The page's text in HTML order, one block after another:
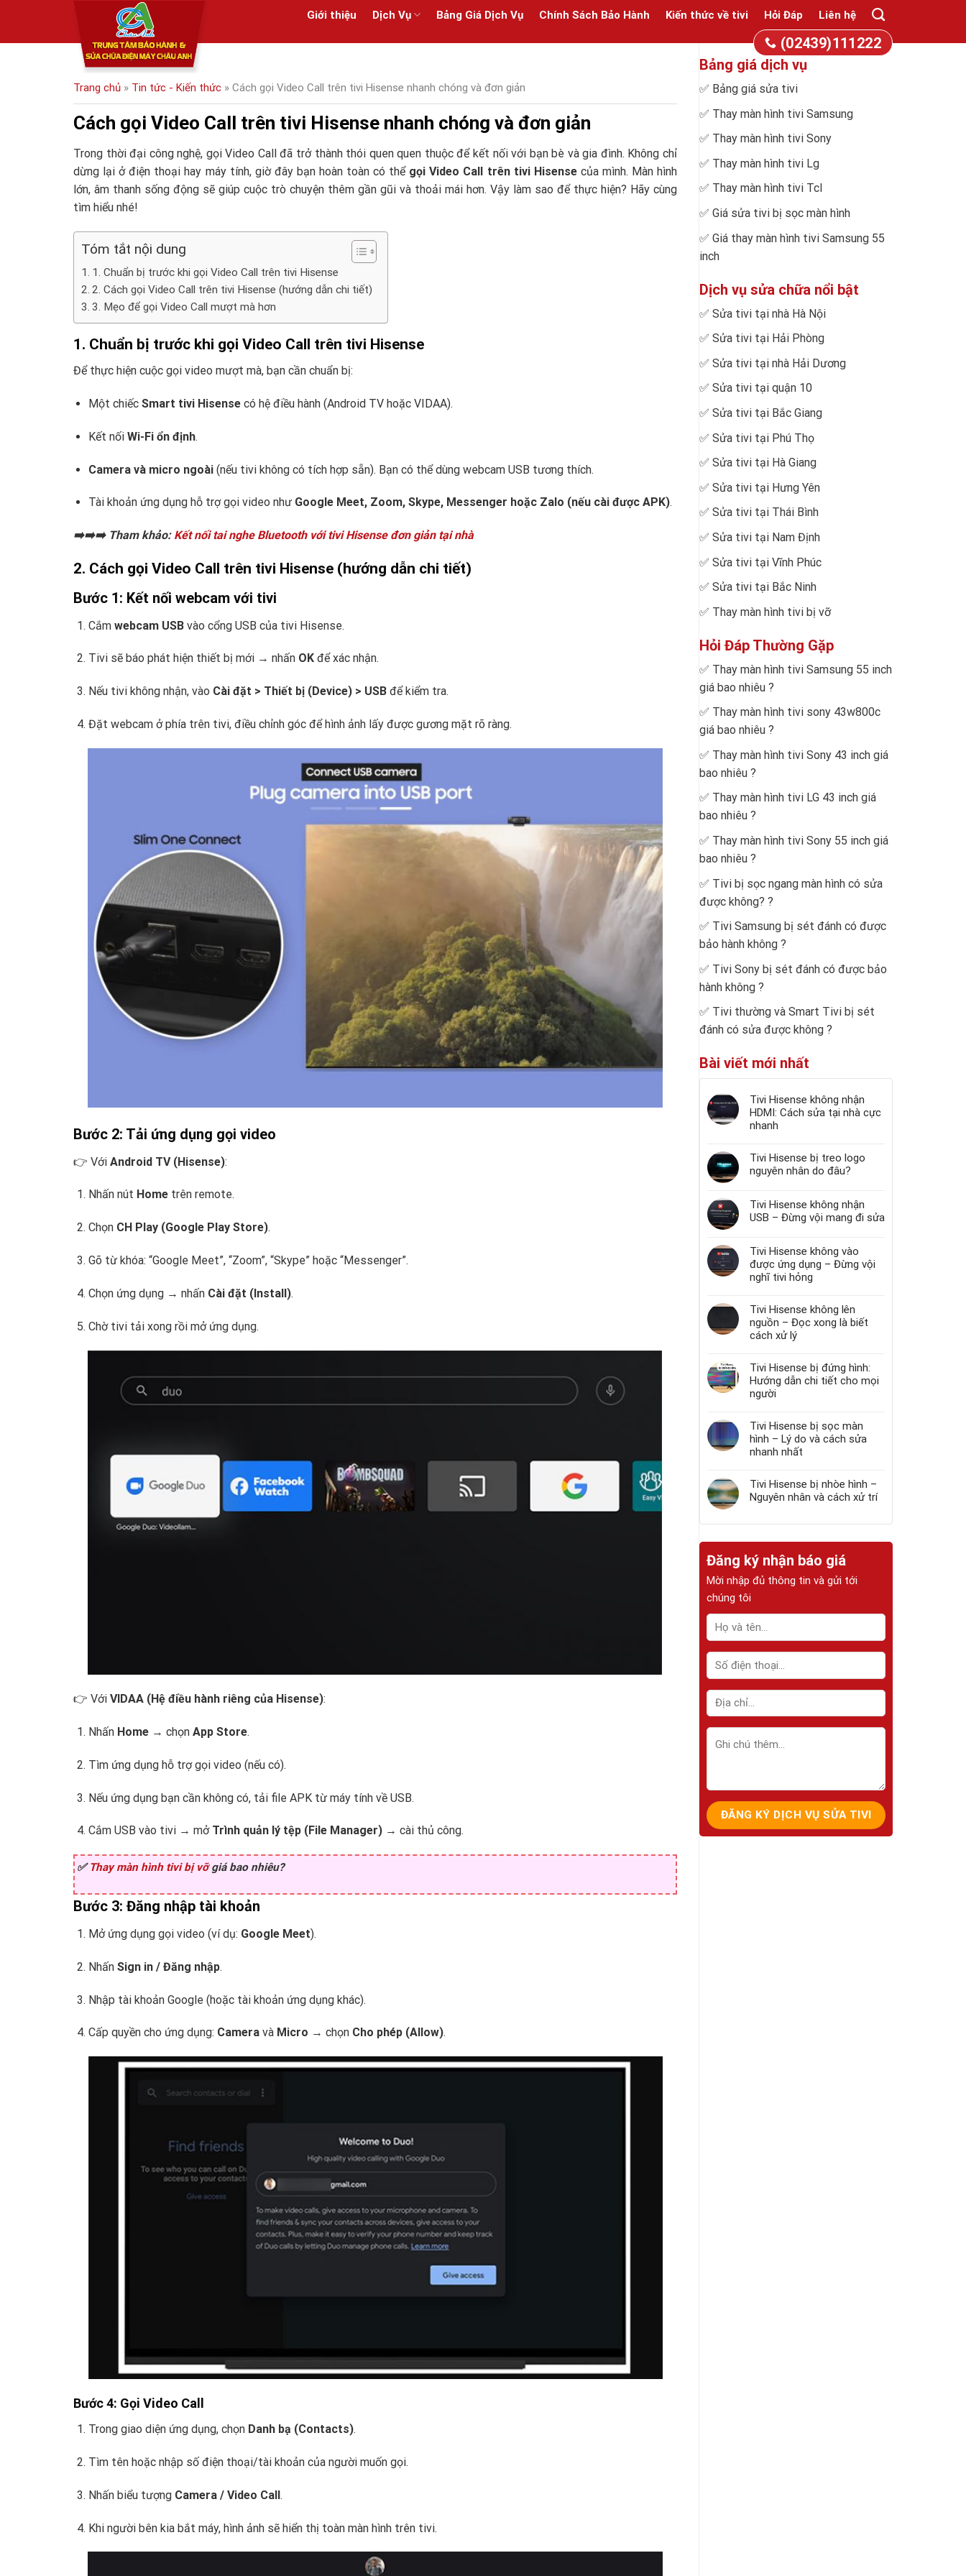
content
Giới thiệu Dịch Vụ Bảng Giá Dịch Vụ Chính Sách Bảo Hành Kiến thức về tivi Hỏi Đáp Liên hệ
(02439)111222
Trang chủ » Tin tức - Kiến thức » Cách gọi Video Call trên tivi Hisense nhanh chóng và đơn giản
Cách gọi Video Call trên tivi Hisense nhanh chóng và đơn giản
Trong thời đại công nghệ, gọi Video Call đã trở thành thói quen quen thuộc để kết nối với bạn bè và gia đình. Không chỉ
dừng lại ở điện thoại hay máy tính, giờ đây bạn hoàn toàn có thể gọi Video Call trên tivi Hisensecủa mình. Màn hình
lớn, âm thanh sống động sẽ giúp cuộc trò chuyện thêm gần gũi và thoải mái hơn. Vậy làm sao để thực hiện? Hãy cùng
tìm hiểu nhé!
Tóm tắt nội dung
1. Chuẩn bị trước khi gọi Video Call trên tivi Hisense
2. Cách gọi Video Call trên tivi Hisense (hướng dẫn chi tiết)
3. Mẹo để gọi Video Call mượt mà hơn
1. Chuẩn bị trước khi gọi Video Call trên tivi Hisense
Để thực hiện cuộc gọi video mượt mà, bạn cần chuẩn bị:
Một chiếc Smart tivi Hisensecó hệ điều hành (Android TV hoặc VIDAA).
Kết nối Wi-Fi ổn định.
Camera và micro ngoài(nếu tivi không có tích hợp sẵn). Bạn có thể dùng webcam USB tương thích.
Tài khoản ứng dụng hỗ trợ gọi video như Google Meet, Zoom, Skype, Messenger hoặc Zalo (nếu cài được APK).
➡️➡️➡️ Tham khảo: Kết nối tai nghe Bluetooth với tivi Hisense đơn giản tại nhà
2. Cách gọi Video Call trên tivi Hisense (hướng dẫn chi tiết)
Bước 1: Kết nối webcam với tivi
Cắm webcam USBvào cổng USB của tivi Hisense.
Tivi sẽ báo phát hiện thiết bị mới → nhấn OKđể xác nhận.
Nếu tivi không nhận, vào Cài đặt > Thiết bị (Device) > USBđể kiểm tra.
Đặt webcam ở phía trên tivi, điều chỉnh góc để hình ảnh lấy được gương mặt rõ ràng.
Bước 2: Tải ứng dụng gọi video
👉 Với Android TV (Hisense):
Nhấn nút Hometrên remote.
Chọn CH Play (Google Play Store).
Gõ từ khóa: “Google Meet”, “Zoom”, “Skype” hoặc “Messenger”.
Chọn ứng dụng → nhấn Cài đặt (Install).
Chờ tivi tải xong rồi mở ứng dụng.
👉 Với VIDAA (Hệ điều hành riêng của Hisense):
Nhấn Home→ chọn App Store.
Tìm ứng dụng hỗ trợ gọi video (nếu có).
Nếu ứng dụng bạn cần không có, tải file APK từ máy tính về USB.
Cắm USB vào tivi → mở Trình quản lý tệp (File Manager)→ cài thủ công.
✅Thay màn hình tivi bị vỡgiá bao nhiêu?
Bước 3: Đăng nhập tài khoản
Mở ứng dụng gọi video (ví dụ: Google Meet).
Nhấn Sign in / Đăng nhập.
Nhập tài khoản Google (hoặc tài khoản ứng dụng khác).
Cấp quyền cho ứng dụng: Cameravà Micro → chọn Cho phép (Allow).
Bước 4: Gọi Video Call
Trong giao diện ứng dụng, chọn Danh bạ (Contacts).
Tìm tên hoặc nhập số điện thoại/tài khoản của người muốn gọi.
Nhấn biểu tượng Camera / Video Call.
Khi người bên kia bắt máy, hình ảnh sẽ hiển thị toàn màn hình trên tivi.
Bảng giá dịch vụ
✅ Bảng giá sửa tivi
✅ Thay màn hình tivi Samsung
✅ Thay màn hình tivi Sony
✅ Thay màn hình tivi Lg
✅ Thay màn hình tivi Tcl
✅ Giá sửa tivi bị sọc màn hình
✅ Giá thay màn hình tivi Samsung 55
inch
Dịch vụ sửa chữa nổi bật
✅ Sửa tivi tại nhà Hà Nội
✅ Sửa tivi tại Hải Phòng
✅ Sửa tivi tại nhà Hải Dương
✅ Sửa tivi tại quận 10
✅ Sửa tivi tại Bắc Giang
✅ Sửa tivi tại Phú Thọ
✅ Sửa tivi tại Hà Giang
✅ Sửa tivi tại Hưng Yên
✅ Sửa tivi tại Thái Bình
✅ Sửa tivi tại Nam Định
✅ Sửa tivi tại Vĩnh Phúc
✅ Sửa tivi tại Bắc Ninh
✅ Thay màn hình tivi bị vỡ
Hỏi Đáp Thường Gặp
✅ Thay màn hình tivi Samsung 55 inch
giá bao nhiêu ?
✅ Thay màn hình tivi sony 43w800c
giá bao nhiêu ?
✅ Thay màn hình tivi Sony 43 inch giá
bao nhiêu ?
✅ Thay màn hình tivi LG 43 inch giá
bao nhiêu ?
✅ Thay màn hình tivi Sony 55 inch giá
bao nhiêu ?
✅ Tivi bị sọc ngang màn hình có sửa
được không? ?
✅ Tivi Samsung bị sét đánh có được
bảo hành không ?
✅ Tivi Sony bị sét đánh có được bảo
hành không ?
✅ Tivi thường và Smart Tivi bị sét
đánh có sửa được không ?
Bài viết mới nhất
Tivi Hisense không nhận
HDMI: Cách sửa tại nhà cực
nhanh
Tivi Hisense bị treo logo
nguyên nhân do đâu?
Tivi Hisense không nhận
USB – Đừng vội mang đi sửa
Tivi Hisense không vào
được ứng dụng – Đừng vội
nghĩ tivi hỏng
Tivi Hisense không lên
nguồn – Đọc xong là biết
cách xử lý
Tivi Hisense bị đứng hình:
Hướng dẫn chi tiết cho mọi
người
Tivi Hisense bị sọc màn
hình – Lý do và cách sửa
nhanh nhất
Tivi Hisense bị nhòe hình –
Nguyên nhân và cách xử trí
Đăng ký nhận báo giá
Mời nhập đủ thông tin và gửi tới
chúng tôi